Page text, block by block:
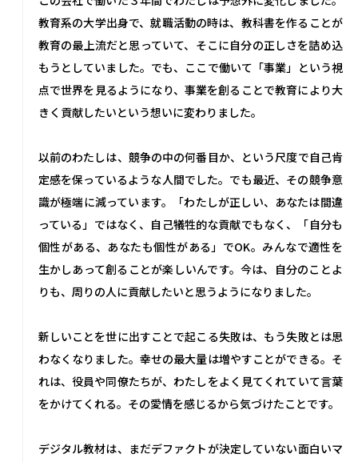
教育系の大学出身で、就職活動の時は、教科書を作ることが
教育の最上流だと思っていて、そこに自分の正しさを詰め込
もうとしていました。でも、ここで働いて「事業」という視
点で世界を見るようになり、事業を創ることで教育により大
きく貢献したいという想いに変わりました。
以前のわたしは、競争の中の何番目か、という尺度で自己肯
定感を保っているような人間でした。でも最近、その競争意
識が極端に減っています。「わたしが正しい、あなたは間違
っている」ではなく、自己犠牲的な貢献でもなく、「自分も
個性がある、あなたも個性がある」でOK。みんなで適性を
生かしあって創ることが楽しいんです。今は、自分のことよ
りも、周りの人に貢献したいと思うようになりました。
新しいことを世に出すことで起こる失敗は、もう失敗とは思
わなくなりました。幸せの最大量は増やすことができる。そ
れは、役員や同僚たちが、わたしをよく見てくれていて言葉
をかけてくれる。その愛情を感じるから気づけたことです。
デジタル教材は、まだデファクトが決定していない面白いマ